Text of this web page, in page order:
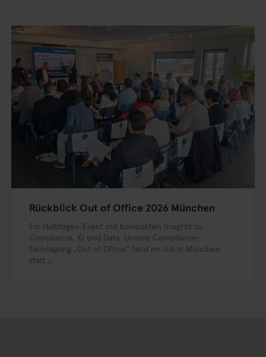
Rückblick Out of Office 2026 München
Ein Halbtages-Event mit kompakten Insights zu
Compliance, KI und Data. Unsere Compliance-
Fachtagung „Out of Office“ fand im Juli in München
statt....